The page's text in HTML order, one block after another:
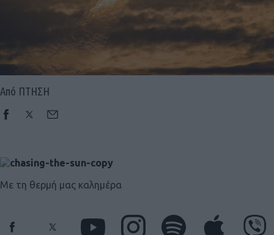
Social
Από ΠΤΗΣΗ
Με τη θερμή μας καλημέρα